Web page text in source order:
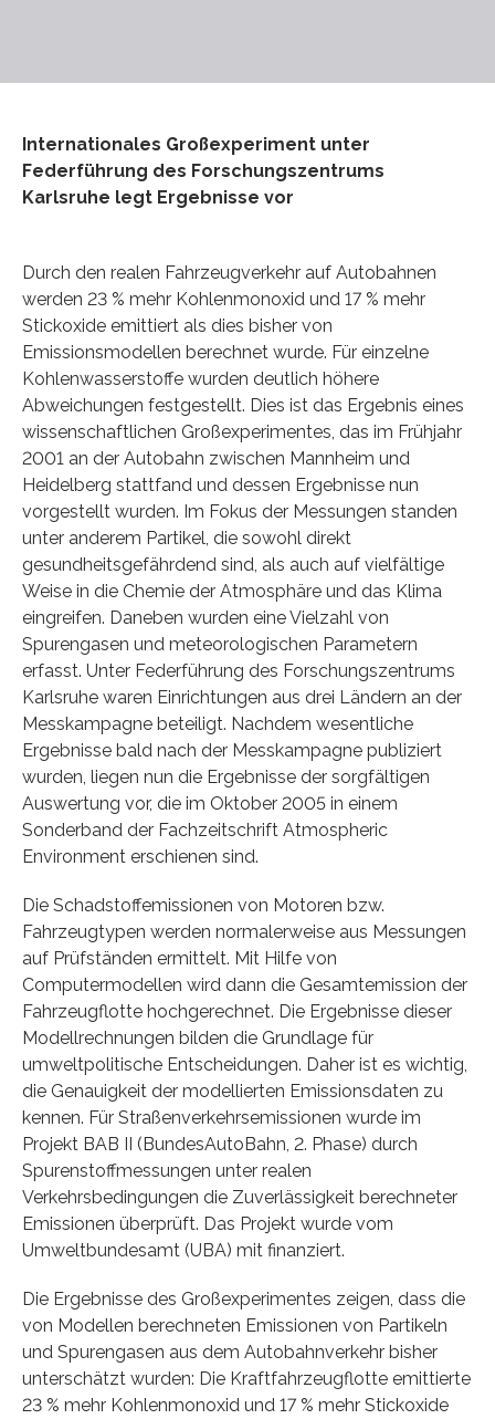
Internationales Großexperiment unter
Federführung des Forschungszentrums
Karlsruhe legt Ergebnisse vor
Durch den realen Fahrzeugverkehr auf Autobahnen
werden 23 % mehr Kohlenmonoxid und 17 % mehr
Stickoxide emittiert als dies bisher von
Emissionsmodellen berechnet wurde. Für einzelne
Kohlenwasserstoffe wurden deutlich höhere
Abweichungen festgestellt. Dies ist das Ergebnis eines
wissenschaftlichen Großexperimentes, das im Frühjahr
2001 an der Autobahn zwischen Mannheim und
Heidelberg stattfand und dessen Ergebnisse nun
vorgestellt wurden. Im Fokus der Messungen standen
unter anderem Partikel, die sowohl direkt
gesundheitsgefährdend sind, als auch auf vielfältige
Weise in die Chemie der Atmosphäre und das Klima
eingreifen. Daneben wurden eine Vielzahl von
Spurengasen und meteorologischen Parametern
erfasst. Unter Federführung des Forschungszentrums
Karlsruhe waren Einrichtungen aus drei Ländern an der
Messkampagne beteiligt. Nachdem wesentliche
Ergebnisse bald nach der Messkampagne publiziert
wurden, liegen nun die Ergebnisse der sorgfältigen
Auswertung vor, die im Oktober 2005 in einem
Sonderband der Fachzeitschrift Atmospheric
Environment erschienen sind.
Die Schadstoffemissionen von Motoren bzw.
Fahrzeugtypen werden normalerweise aus Messungen
auf Prüfständen ermittelt. Mit Hilfe von
Computermodellen wird dann die Gesamtemission der
Fahrzeugflotte hochgerechnet. Die Ergebnisse dieser
Modellrechnungen bilden die Grundlage für
umweltpolitische Entscheidungen. Daher ist es wichtig,
die Genauigkeit der modellierten Emissionsdaten zu
kennen. Für Straßenverkehrsemissionen wurde im
Projekt BAB II (BundesAutoBahn, 2. Phase) durch
Spurenstoffmessungen unter realen
Verkehrsbedingungen die Zuverlässigkeit berechneter
Emissionen überprüft. Das Projekt wurde vom
Umweltbundesamt (UBA) mit finanziert.
Die Ergebnisse des Großexperimentes zeigen, dass die
von Modellen berechneten Emissionen von Partikeln
und Spurengasen aus dem Autobahnverkehr bisher
unterschätzt wurden: Die Kraftfahrzeugflotte emittierte
23 % mehr Kohlenmonoxid und 17 % mehr Stickoxide